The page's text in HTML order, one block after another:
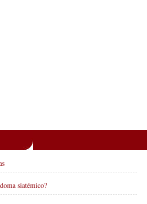
siatémico?